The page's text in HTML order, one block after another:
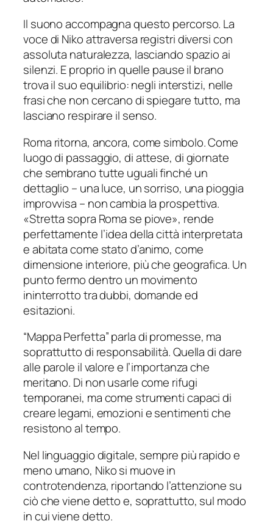
Il suono accompagna questo percorso. La
voce di Niko attraversa registri diversi con
assoluta naturalezza, lasciando spazio ai
silenzi. E proprio in quelle pause il brano
trova il suo equilibrio: negli interstizi, nelle
frasi che non cercano di spiegare tutto, ma
lasciano respirare il senso.
Roma ritorna, ancora, come simbolo. Come
luogo di passaggio, di attese, di giornate
che sembrano tutte uguali finché un
dettaglio – una luce, un sorriso, una pioggia
improvvisa – non cambia la prospettiva.
«Stretta sopra Roma se piove», rende
perfettamente l’idea della città interpretata
e abitata come stato d’animo, come
dimensione interiore, più che geografica. Un
punto fermo dentro un movimento
ininterrotto tra dubbi, domande ed
esitazioni.
“Mappa Perfetta” parla di promesse, ma
soprattutto di responsabilità. Quella di dare
alle parole il valore e l’importanza che
meritano. Di non usarle come rifugi
temporanei, ma come strumenti capaci di
creare legami, emozioni e sentimenti che
resistono al tempo.
Nel linguaggio digitale, sempre più rapido e
meno umano, Niko si muove in
controtendenza, riportando l’attenzione su
ciò che viene detto e, soprattutto, sul modo
in cui viene detto.